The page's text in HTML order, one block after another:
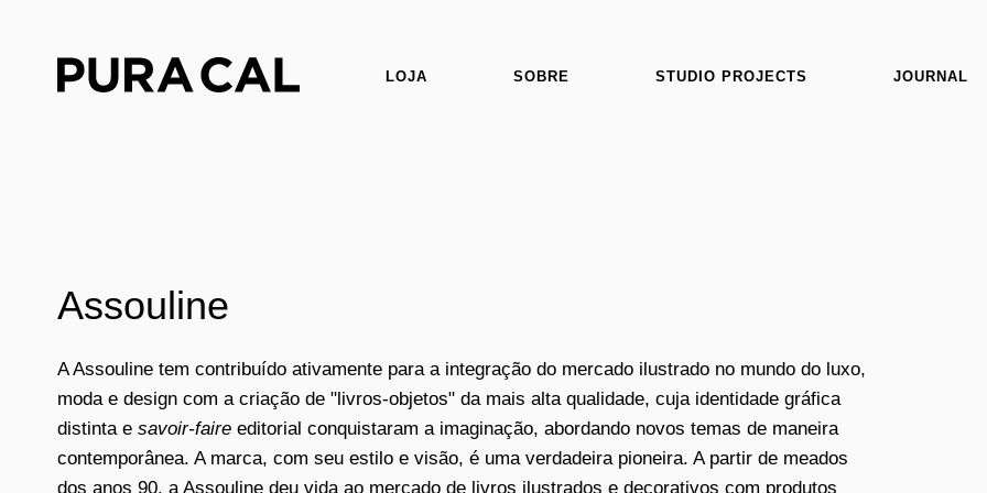
LOJA SOBRE STUDIO PROJECTS JOURNAL
Assouline
A Assouline tem contribuído ativamente para a integração do mercado ilustrado no mundo do luxo,
moda e design com a criação de "livros-objetos" da mais alta qualidade, cuja identidade gráfica
distinta e savoir-faire editorial conquistaram a imaginação, abordando novos temas de maneira
contemporânea. A marca, com seu estilo e visão, é uma verdadeira pioneira. A partir de meados
dos anos 90, a Assouline deu vida ao mercado de livros ilustrados e decorativos com produtos